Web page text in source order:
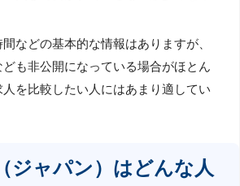
などの基本的な情報はありますが、
も非公開になっている場合がほとん
を比較したい人にはあまり適してい
ジャパン）はどんな人